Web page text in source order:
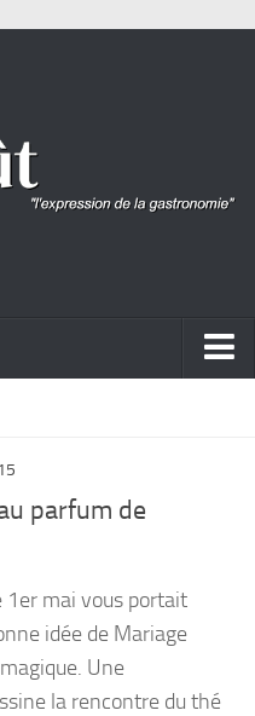
parfum de
1er mai vous portait
idée de Mariage
Une
la rencontre du thé